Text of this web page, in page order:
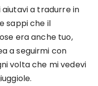
a tradurre in
sappi che il
era anche tuo,
a seguirmi con
volta che mi vedevi